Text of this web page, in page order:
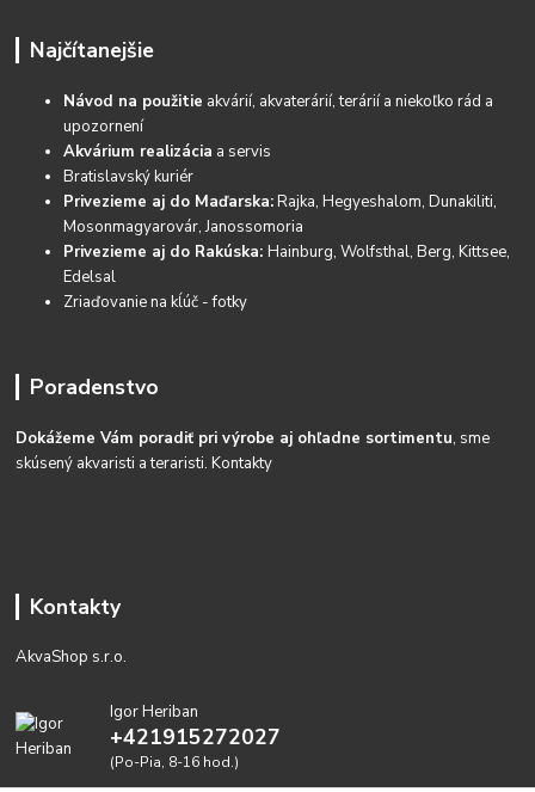
Najčítanejšie
Návod na použitie akvárií, akvaterárií, terárií a niekoľko rád a
upozornení
Akvárium realizácia a servis
Bratislavský kuriér
Privezieme aj do Maďarska:Rajka, Hegyeshalom, Dunakiliti,
Mosonmagyarovár, Janossomoria
Privezieme aj do Rakúska:Hainburg, Wolfsthal, Berg, Kittsee,
Edelsal
Zriaďovanie na kĺúč - fotky
Poradenstvo
Dokážeme Vám poradiť pri výrobe aj ohľadne sortimentu, sme
skúsený akvaristi a teraristi.Kontakty
Kontakty
AkvaShop s.r.o.
Igor Heriban
+421915272027
(Po-Pia, 8-16 hod.)